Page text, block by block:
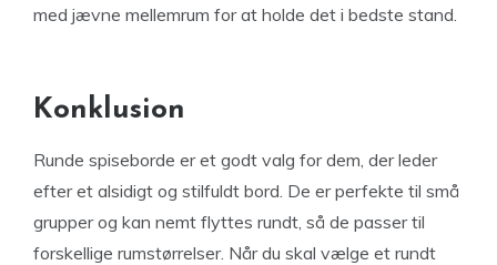
med jævne mellemrum for at holde det i bedste stand.
Konklusion
Runde spiseborde er et godt valg for dem, der leder
efter et alsidigt og stilfuldt bord. De er perfekte til små
grupper og kan nemt flyttes rundt, så de passer til
forskellige rumstørrelser. Når du skal vælge et rundt